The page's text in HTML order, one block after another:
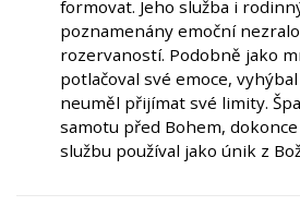
formovat. Jeho služba i
poznamenány emoční
rozervaností. Podobně jako
potlačoval své emoce,
neuměl přijímat své limity.
samotu před Bohem,
službu používal jako únik z